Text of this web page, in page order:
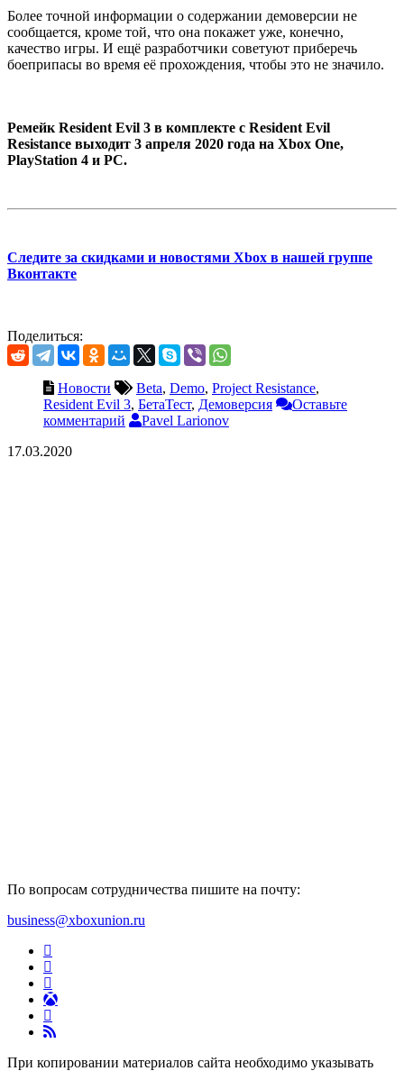
Более точной информации о содержании демоверсии не
сообщается, кроме той, что она покажет уже, конечно,
качество игры. И ещё разработчики советуют приберечь
боеприпасы во время её прохождения, чтобы это не значило.
Ремейк Resident Evil 3 в комплекте с Resident Evil
Resistance выходит 3 апреля 2020 года на Xbox One,
PlayStation 4 и PC.
Следите за скидками и новостями Xbox в нашей группе
Вконтакте
Поделиться:
Новости Beta, Demo, Project Resistance,
Resident Evil 3, БетаТест, Демоверсия
Оставьте
комментарий
Pavel Larionov
17.03.2020
По вопросам сотрудничества пишите на почту:
business@xboxunion.ru
При копировании материалов сайта необходимо указывать